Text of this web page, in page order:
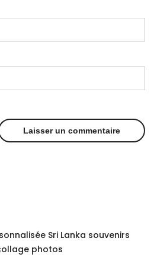
Sri Lanka souvenirs
photos